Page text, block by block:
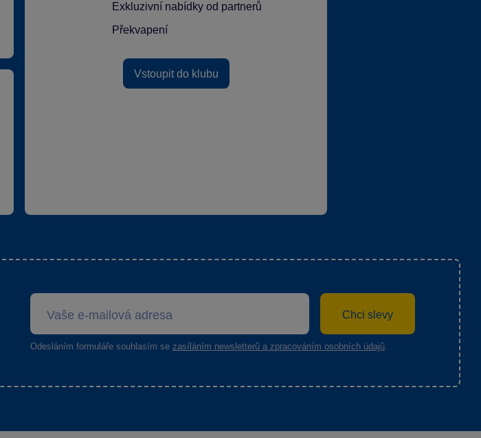
Exkluzivní nabídky od partnerů
Překvapení
Vstoupit do klubu
Chci slevy
Odesláním formuláře souhlasím se zasíláním newsletterů a zpracováním osobních údajů.